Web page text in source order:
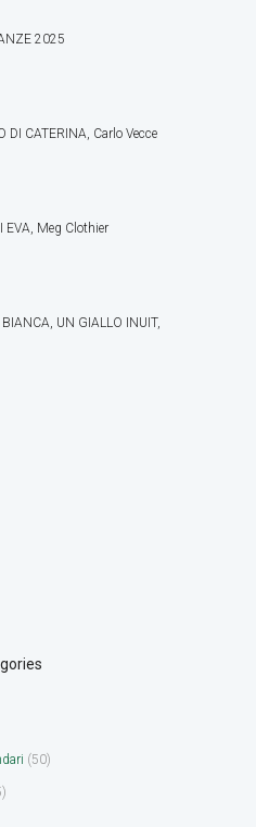
2025
DI CATERINA, Carlo Vecce
EVA, Meg Clothier
UN GIALLO INUIT,
(50)